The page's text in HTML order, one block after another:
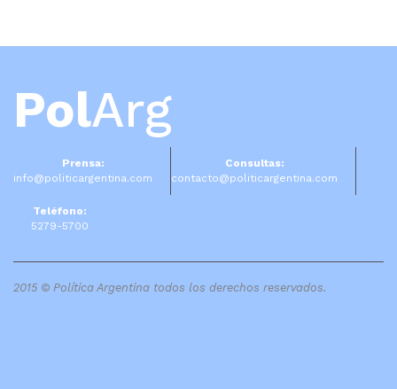
PolArg
Prensa:
info@politicargentina.com
Consultas:
contacto@politicargentina.com
Teléfono:
5279-5700
2015 © Política Argentina todos los derechos reservados.